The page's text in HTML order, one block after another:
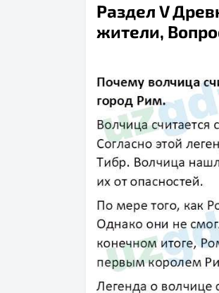
Раздел V
жители,